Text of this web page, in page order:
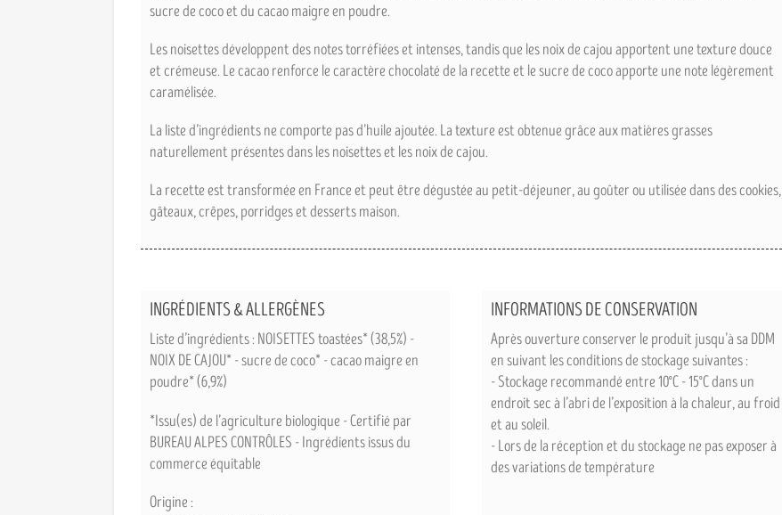
sucre de coco et du cacao maigre en poudre.
Les noisettes développent des notes torréfiées et intenses, tandis que les noix de cajou apportent une texture douce
et crémeuse. Le cacao renforce le caractère chocolaté de la recette et le sucre de coco apporte une note légèrement
caramélisée.
La liste d’ingrédients ne comporte pas d’huile ajoutée. La texture est obtenue grâce aux matières grasses
naturellement présentes dans les noisettes et les noix de cajou.
La recette est transformée en France et peut être dégustée au petit-déjeuner, au goûter ou utilisée dans des cookies,
gâteaux, crêpes, porridges et desserts maison.
INGRÉDIENTS & ALLERGÈNES
Liste d’ingrédients : NOISETTES toastées* (38,5%) -
NOIX DE CAJOU* - sucre de coco* - cacao maigre en
poudre* (6,9%)
*Issu(es) de l’agriculture biologique - Certifié par
BUREAU ALPES CONTRÔLES - Ingrédients issus du
commerce équitable
Origine :
INFORMATIONS DE CONSERVATION
Après ouverture conserver le produit jusqu’à sa DDM
en suivant les conditions de stockage suivantes :
- Stockage recommandé entre 10°C - 15°C dans un
endroit sec à l’abri de l’exposition à la chaleur, au froid
et au soleil.
- Lors de la réception et du stockage ne pas exposer à
des variations de température